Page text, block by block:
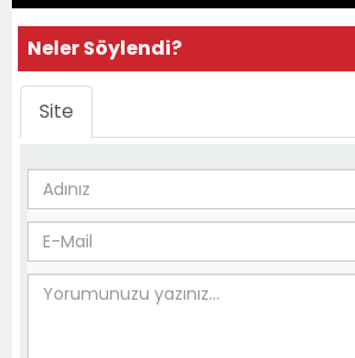
Neler Söylendi?
Site